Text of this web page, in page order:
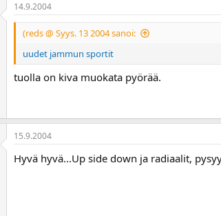
14.9.2004
(reds @ Syys. 13 2004 sanoi:
uudet jammun sportit
tuolla on kiva muokata pyörää.
15.9.2004
Hyvä hyvä...Up side down ja radiaalit,